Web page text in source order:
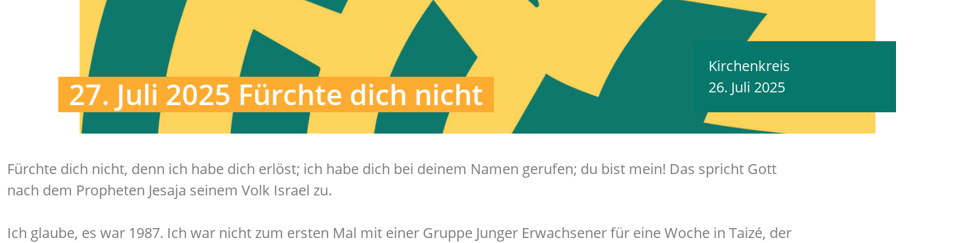
27. Juli 2025 Fürchte dich nicht
Kirchenkreis
26. Juli 2025
Fürchte dich nicht, denn ich habe dich erlöst; ich habe dich bei deinem Namen gerufen; du bist mein! Das spricht Gott
nach dem Propheten Jesaja seinem Volk Israel zu.
Ich glaube, es war 1987. Ich war nicht zum ersten Mal mit einer Gruppe Junger Erwachsener für eine Woche in Taizé, der